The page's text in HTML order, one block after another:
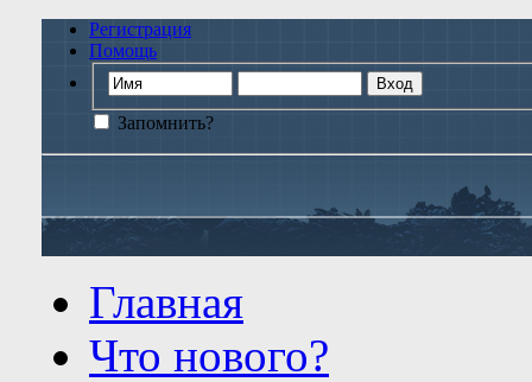
Регистрация
Помощь
Запомнить?
Главная
Что нового?